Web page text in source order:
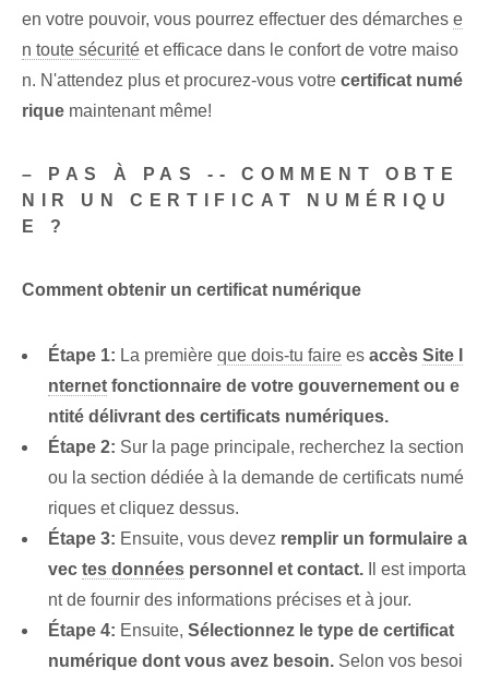
en votre pouvoir, vous pourrez effectuer des démarches e
n toute sécurité et efficace dans le confort de votre maiso
n. N'attendez plus et procurez-vous votre certificat numé
rique maintenant même!
– PAS À PAS -- COMMENT OBTE
NIR UN CERTIFICAT NUMÉRIQU
E ?
Comment obtenir un certificat numérique
Étape 1: La première que dois-tu faire es accès Site I
nternet fonctionnaire de votre gouvernement ou e
ntité délivrant des certificats numériques.
Étape 2: Sur la page principale, recherchez la section
ou la section dédiée à la demande de certificats numé
riques et cliquez dessus.
Étape 3: Ensuite, vous devez remplir un formulaire a
vec tes données personnel et contact. Il est importa
nt de fournir des informations précises et à jour.
Étape 4: Ensuite, Sélectionnez le type de certificat
numérique dont vous avez besoin. Selon vos besoi